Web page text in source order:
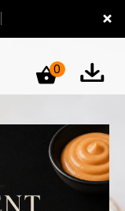
×
0